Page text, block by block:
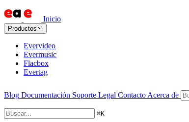
Inicio
Productos
Evervideo
Evermusic
Flacbox
Evertag
Blog Documentación Soporte Legal Contacto Acerca de
⌘K